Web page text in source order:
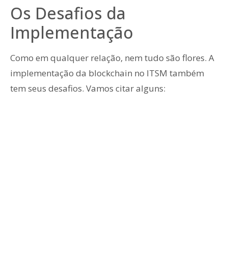
Os Desafios da
Implementação
Como em qualquer relação, nem tudo são flores. A
implementação da blockchain no ITSM também
tem seus desafios. Vamos citar alguns: